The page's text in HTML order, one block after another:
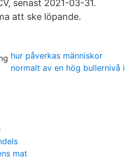
senast 2021-03-31.
att ske löpande.
hur påverkas människor
normalt av en hög bullernivå i
mat